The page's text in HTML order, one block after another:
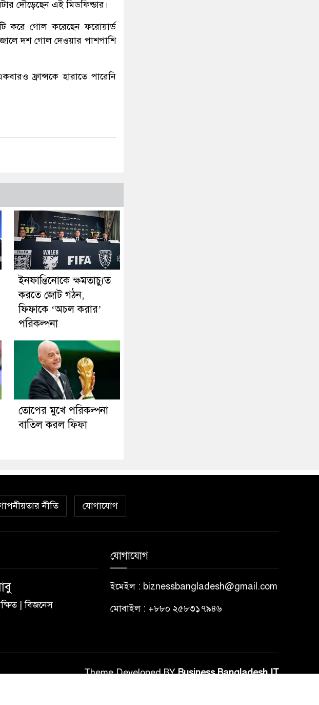
দৌড়েছেন এই মিডফিল্ডার।
করে গোল করেছেন ফরোয়ার্ড
দশ গোল দেওয়ার পাশপাশি
ফ্রান্সকে হারাতে পারেনি
ইনফান্তিনোকে ক্ষমতাচ্যুত
করতে জোট গঠন,
ফিফাকে ‘অচল করার’
পরিকল্পনা
তোপের মুখে পরিকল্পনা
বাতিল করল ফিফা
নীতি যোগাযোগ
| বিজনেস
যোগাযোগ
ইমেইল : biznessbangladesh@gmail.com
মোবাইল : +৮৮০ ২৫৮৩১৭৯৪৬
Theme Developed BYBusiness Bangladesh IT